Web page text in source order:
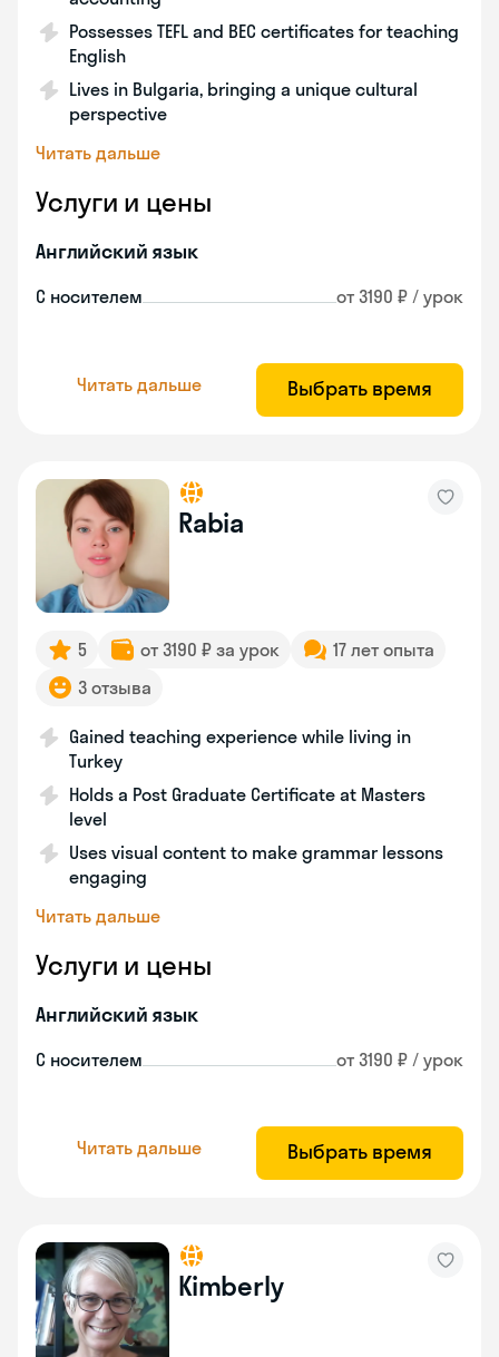
Possesses TEFL and BEC certificates for teaching
English
Lives in Bulgaria, bringing a unique cultural
perspective
Читать дальше
Услуги и цены
Английский язык
С носителем от 3190 ₽ / урок
Читать дальше Выбрать время
Rabia
5 от 3190 ₽ за урок
17 лет опыта
3 отзыва
Gained teaching experience while living in
Turkey
Holds a Post Graduate Certificate at Masters
level
Uses visual content to make grammar lessons
engaging
Читать дальше
Услуги и цены
Английский язык
С носителем от 3190 ₽ / урок
Читать дальше Выбрать время
Kimberly